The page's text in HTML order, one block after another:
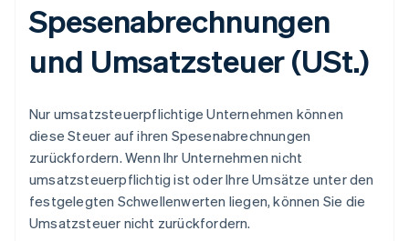
Spesenabrechnungen
und Umsatzsteuer (USt.)
Nur umsatzsteuerpflichtige Unternehmen können
diese Steuer auf ihren Spesenabrechnungen
zurückfordern. Wenn Ihr Unternehmen nicht
umsatzsteuerpflichtig ist oder Ihre Umsätze unter den
festgelegten Schwellenwerten liegen, können Sie die
Umsatzsteuer nicht zurückfordern.